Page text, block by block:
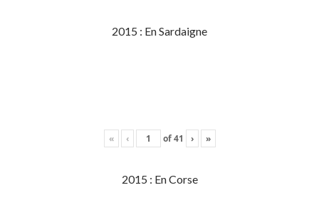
2015 : En Sardaigne
« ‹ of41 › »
2015 : En Corse